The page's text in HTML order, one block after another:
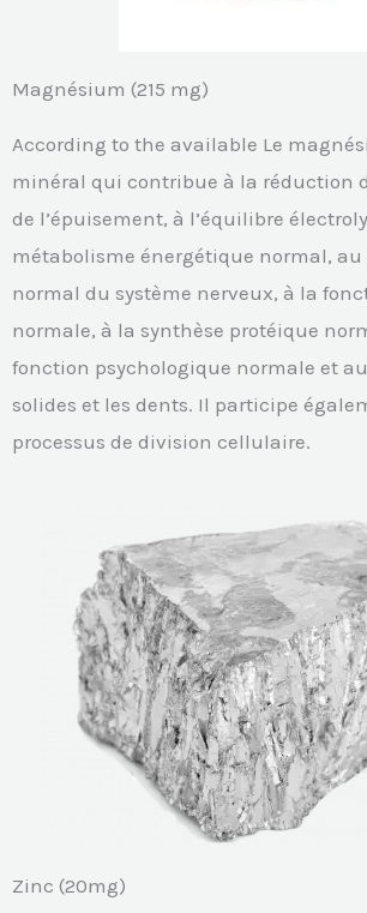
Magnésium (215 mg)
According to the available Le
minéral qui contribue à la réduction
de l’épuisement, à l’équilibre
métabolisme énergétique normal,
normal du système nerveux, à la
normale, à la synthèse protéique
fonction psychologique normale et
solides et les dents. Il participe
processus de division cellulaire.
Zinc (20mg)